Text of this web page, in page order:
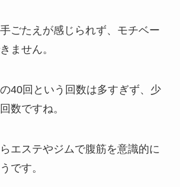
ごたえが感じられず、モチベー
ません。
40回という回数は多すぎず、少
数ですね。
エステやジムで腹筋を意識的に
です。